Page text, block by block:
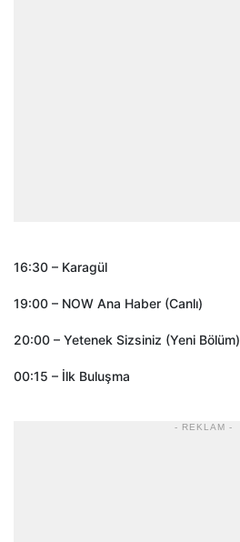
16:30 – Karagül
19:00 – NOW Ana Haber (Canlı)
20:00 – Yetenek Sizsiniz (Yeni Bölüm)
00:15 – İlk Buluşma
- REKLAM -